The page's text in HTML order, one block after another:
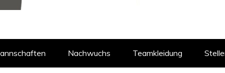
Nachwuchs Teamkleidung